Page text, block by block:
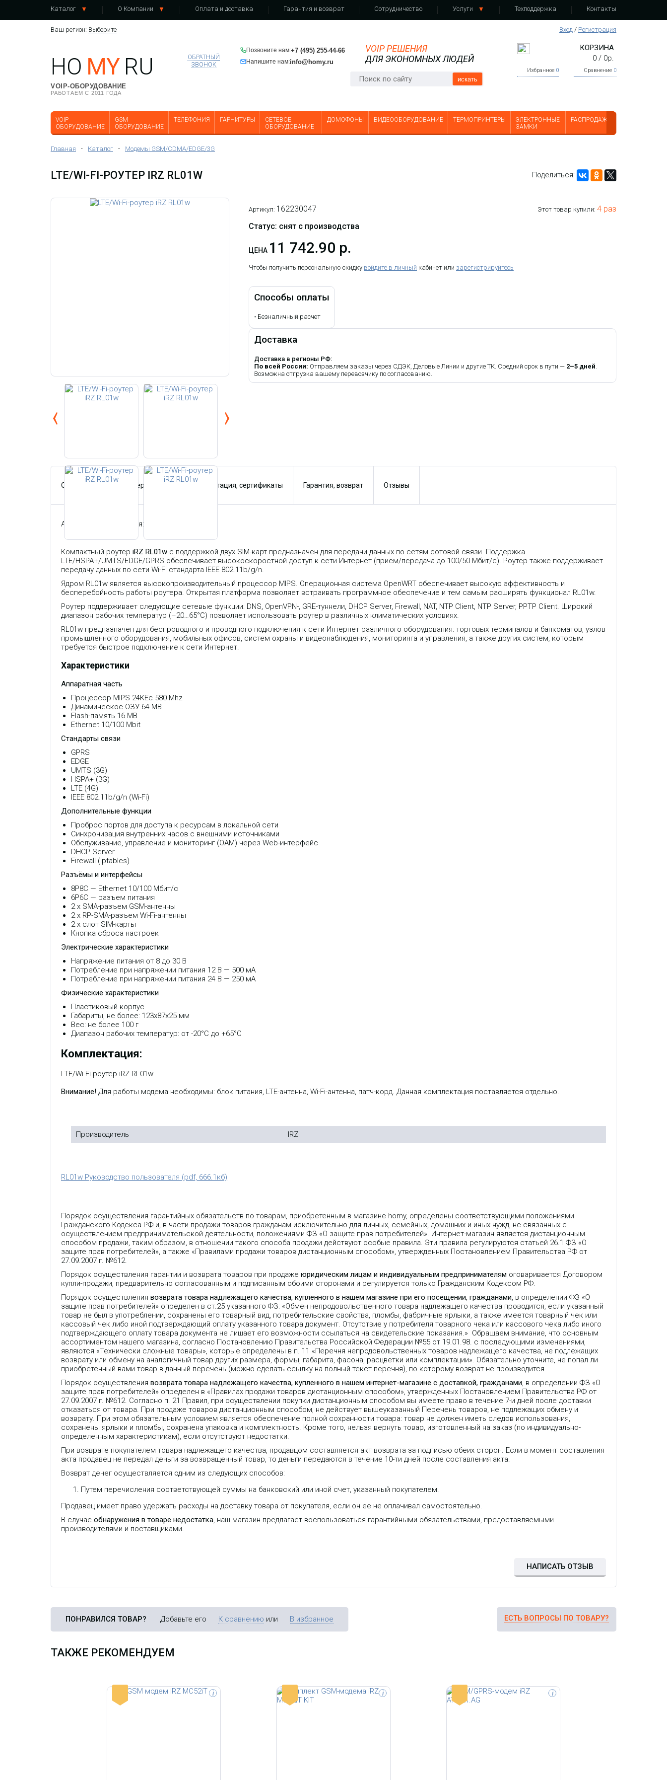
Каталог О Компании Оплата и доставка Гарантия и возврат Сотрудничество Услуги Техподдержка Контакты
Ваш регион: Выберите Вход / Регистрация
HO MY RU
VOIP-ОБОРУДОВАНИЕ
РАБОТАЕМ С 2011 ГОДА
Позвоните нам:+7 (495) 255-44-66
Напишите нам:info@homy.ru
ОБРАТНЫЙ
ЗВОНОК
VOIP РЕШЕНИЯ
ДЛЯ ЭКОНОМНЫХ ЛЮДЕЙ
искать
КОРЗИНА
0/ 0р.
Избранное 0 Сравнение 0
VOIP
ОБОРУДОВАНИЕ
GSM
ОБОРУДОВАНИЕ
ТЕЛЕФОНИЯ ГАРНИТУРЫ
СЕТЕВОЕ
ОБОРУДОВАНИЕ
ДОМОФОНЫ ВИДЕООБОРУДОВАНИЕ ТЕРМОПРИНТЕРЫ
ЭЛЕКТРОННЫЕ
ЗАМКИ
РАСПРОДАЖА
Главная - Каталог - Модемы GSM/CDMA/EDGE/3G
LTE/WI-FI-РОУТЕР IRZ RL01W Поделиться:
Артикул: 162230047
Статус: снят с производства
Этот товар купили: 4 раз
ЦЕНА 11 742.90 р.
Чтобы получить персональную скидку войдите в личный кабинет или зарегистрируйтесь
Способы оплаты
• Безналичный расчет
Доставка
Доставка в регионы РФ:
По всей России: Отправляем заказы через СДЭК, Деловые Линии и другие ТК. Средний срок в пути — 2–5 дней.
Возможна отгрузка вашему перевозчику по согласованию.
Описание Характеристики Документация, сертификаты Гарантия, возврат Отзывы
Артикул производителя:
Компактный роутер iRZ RL01w с поддержкой двух SIM-карт предназначен для передачи данных по сетям сотовой связи. Поддержка
LTE/HSPA+/UMTS/EDGE/GPRS обеспечивает высокоскоростной доступ к сети Интернет (прием/передача до 100/50 Мбит/с). Роутер также поддерживает
передачу данных по сети Wi-Fi стандарта IEEE 802.11b/g/n.
Ядром RL01w является высокопроизводительный процессор MIPS. Операционная система OpenWRT обеспечивает высокую эффективность и
бесперебойность работы роутера. Открытая платформа позволяет встраивать программное обеспечение и тем самым расширять функционал RL01w.
Роутер поддерживает следующие сетевые функции: DNS, OpenVPN-, GRE-туннели, DHCP Server, Firewall, NAT, NTP Client, NTP Server, PPTP Client. Широкий
диапазон рабочих температур (–20…65°C) позволяет использовать роутер в различных климатических условиях.
RL01w предназначен для беспроводного и проводного подключения к сети Интернет различного оборудования: торговых терминалов и банкоматов, узлов
промышленного оборудования, мобильных офисов, систем охраны и видеонаблюдения, мониторинга и управления, а также других систем, которым
требуется быстрое подключение к сети Интернет.
Характеристики
Аппаратная часть
Процессор MIPS 24KEc 580 Mhz
Динамическое ОЗУ 64 MB
Flash-память 16 MB
Ethernet 10/100 Mbit
Стандарты связи
GPRS
EDGE
UMTS (3G)
HSPA+ (3G)
LTE (4G)
IEEE 802.11b/g/n (Wi-Fi)
Дополнительные функции
Проброс портов для доступа к ресурсам в локальной сети
Синхронизация внутренних часов с внешними источниками
Обслуживание, управление и мониторинг (OAM) через Web-интерфейс
DHСP Server
Firewall (iptables)
Разъёмы и интерфейсы
8P8C — Ethernet 10/100 Мбит/с
6P6C — разъем питания
2 x SMA-разъем GSM-антенны
2 x RP-SMA-разъем Wi-Fi-антенны
2 х слот SIM-карты
Кнопка сброса настроек
Электрические характеристики
Напряжение питания от 8 до 30 В
Потребление при напряжении питания 12 В — 500 мА
Потребление при напряжении питания 24 В — 250 мА
Физические характеристики
Пластиковый корпус
Габариты, не более: 123х87х25 мм
Вес: не более 100 г
Диапазон рабочих температур: от -20°С до +65°С
Комплектация:
LTE/Wi-Fi-роутер iRZ RL01w
Внимание! Для работы модема необходимы: блок питания, LTE-антенна, Wi-Fi-антенна, патч-корд. Данная комплектация поставляется отдельно.
Производитель IRZ
RL01w Руководство пользователя (pdf, 666.1кб)
Порядок осуществления гарантийных обязательств по товарам, приобретенным в магазине homy, определены соответствующими положениями
Гражданского Кодекса РФ и, в части продажи товаров гражданам исключительно для личных, семейных, домашних и иных нужд, не связанных с
осуществлением предпринимательской деятельности, положениями ФЗ «О защите прав потребителей». Интернет-магазин является дистанционным
способом продажи, таким образом, в отношении такого способа продажи действуют особые правила. Эти правила регулируются статьей 26.1 ФЗ «О
защите прав потребителей», а также «Правилами продажи товаров дистанционным способом», утвержденных Постановлением Правительства РФ от
27.09.2007 г. №612.
Порядок осуществления гарантии и возврата товаров при продаже юридическим лицам и индивидуальным предпринимателям оговаривается Договором
купли-продажи, предварительно согласованным и подписанным обоими сторонами и регулируется только Гражданским Кодексом РФ.
Порядок осуществления возврата товара надлежащего качества, купленного в нашем магазине при его посещении, гражданами, в определении ФЗ «О
защите прав потребителей» определен в ст.25 указанного ФЗ: «Обмен непродовольственного товара надлежащего качества проводится, если указанный
товар не был в употреблении, сохранены его товарный вид, потребительские свойства, пломбы, фабричные ярлыки, а также имеется товарный чек или
кассовый чек либо иной подтверждающий оплату указанного товара документ. Отсутствие у потребителя товарного чека или кассового чека либо иного
подтверждающего оплату товара документа не лишает его возможности ссылаться на свидетельские показания.» Обращаем внимание, что основным
ассортиментом нашего магазина, согласно Постановлению Правительства Российской Федерации №55 от 19.01.98. с последующими изменениями,
являются «Технически сложные товары», которые определены в п. 11 «Перечня непродовольственных товаров надлежащего качества, не подлежащих
возврату или обмену на аналогичный товар других размера, формы, габарита, фасона, расцветки или комплектации». Обязательно уточните, не попал ли
приобретенный вами товар в данный перечень (можно сделать ссылку на полный текст перечня), по которому возврат не производится.
Порядок осуществления возврата товара надлежащего качества, купленного в нашем интернет-магазине с доставкой, гражданами, в определении ФЗ «О
защите прав потребителей» определен в «Правилах продажи товаров дистанционным способом», утвержденных Постановлением Правительства РФ от
27.09.2007 г. №612. Согласно п. 21 Правил, при осуществлении покупки дистанционным способом вы имеете право в течение 7-и дней после доставки
отказаться от товара. При продаже товаров дистанционным способом, не действует вышеуказанный Перечень товаров, не подлежащих обмену и
возврату. При этом обязательным условием является обеспечение полной сохранности товара: товар не должен иметь следов использования,
сохранены ярлыки и пломбы, сохранена упаковка и комплектность. Кроме того, нельзя вернуть товар, изготовленный на заказ (по индивидуально-
определенным характеристикам), если отсутствуют недостатки.
При возврате покупателем товара надлежащего качества, продавцом составляется акт возврата за подписью обеих сторон. Если в момент составления
акта продавец не передал деньги за возвращенный товар, то деньги передаются в течение 10-ти дней после составления акта.
Возврат денег осуществляется одним из следующих способов:
Путем перечисления соответствующей суммы на банковский или иной счет, указанный покупателем.
Продавец имеет право удержать расходы на доставку товара от покупателя, если он ее не оплачивал самостоятельно.
В случае обнаружения в товаре недостатка, наш магазин предлагает воспользоваться гарантийными обязательствами, предоставляемыми
производителями и поставщиками.
НАПИСАТЬ ОТЗЫВ
ПОНРАВИЛСЯ ТОВАР? Добавьте его К сравнению или В избранное ЕСТЬ ВОПРОСЫ ПО ТОВАРУ?
ТАКЖЕ РЕКОМЕНДУЕМ
i
GSM/GPRS-терминал IRZ MC52iT
(successor) модема Siemens
MC35iT и имеет полную
совместимость АТ-команд и
i
IRZ MC52iT Terminal KIT —
RS-232 с внешней антенной и
i
GSM/GPRS-модем для
режимом работы TCP/IP-to-COM,